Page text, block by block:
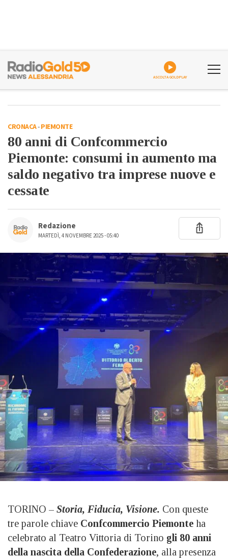
ASCOLTA GOLDPLAY
CRONACA-PIEMONTE
80 anni di Confcommercio
Piemonte: consumi in aumento ma
saldo negativo tra imprese nuove e
cessate
Redazione
MARTEDÌ, 4 NOVEMBRE 2025 - 05:40
TORINO – Storia, Fiducia, Visione. Con queste
tre parole chiave Confcommercio Piemonte ha
celebrato al Teatro Vittoria di Torino gli 80 anni
della nascita della Confederazione, alla presenza